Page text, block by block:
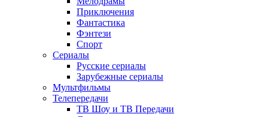
Приключения
Фантастика
Фэнтези
Спорт
Сериалы
Русские сериалы
Зарубежные сериалы
Мультфильмы
Телепередачи
ТВ Шоу и ТВ Передачи